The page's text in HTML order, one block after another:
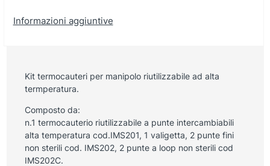
Informazioni aggiuntive
Kit termocauteri per manipolo riutilizzabile ad alta
termperatura.
Composto da:
n.1 termocauterio riutilizzabile a punte intercambiabili
alta temperatura cod.IMS201, 1 valigetta, 2 punte fini
non sterili cod. IMS202, 2 punte a loop non sterili cod
IMS202C.